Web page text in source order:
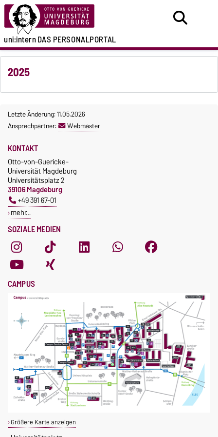
uni:internDAS PERSONALPORTAL
2025
Letzte Änderung: 11.05.2026
Ansprechpartner:
Webmaster
SOZIALE MEDIEN
KONTAKT
Otto-von-Guericke-
Universität Magdeburg
Universitätsplatz 2
39106 Magdeburg
+49 391 67-01
mehr…
CAMPUS
Größere Karte anzeigen